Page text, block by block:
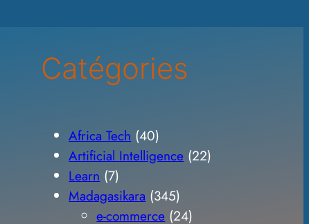
Catégories
Africa Tech (40)
Artificial Intelligence (22)
Learn (7)
Madagasikara (345)
e-commerce (24)